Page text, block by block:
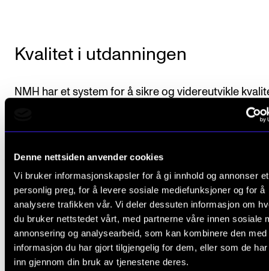
Denne nettsiden anvender cookies
Vi bruker informasjonskapsler for å gi innhold og annonser et
personlig preg, for å levere sosiale mediefunksjoner og for å
analysere trafikken vår. Vi deler dessuten informasjon om
du bruker nettstedet vårt, med partnerne våre innen sosiale
annonsering og analysearbeid, som kan kombinere den med
informasjon du har gjort tilgjengelig for dem, eller som de
inn gjennom din bruk av tjenestene deres.
Kvalitet i utdanningen
NMH har et system for å sikre og videreutvikle
på alle deler av utdanningen. Studentene er viktige
bidragsytere i dette arbeidet gjennom blant annet å
Les mer om utdanningskvalitet ved NMH.
Emner